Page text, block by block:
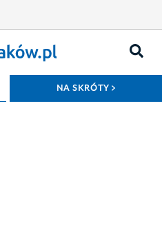
NA SKRÓTY